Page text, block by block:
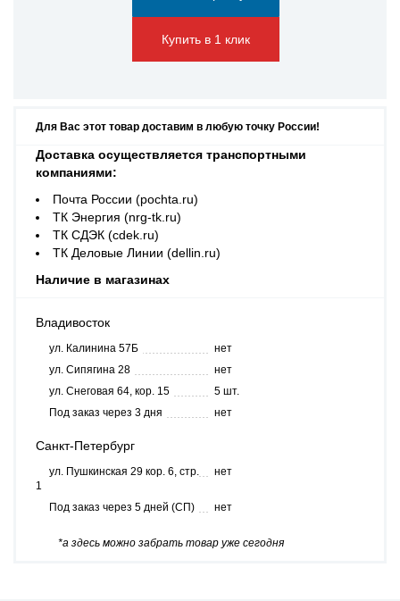
Купить в 1 клик
Для Вас этот товар доставим в любую точку России!
Доставка осуществляется транспортными
компаниями:
Почта России (pochta.ru)
ТК Энергия (nrg-tk.ru)
ТК СДЭК (cdek.ru)
ТК Деловые Линии (dellin.ru)
Наличие в магазинах
Владивосток
ул. Калинина 57Б
нет
ул. Сипягина 28
нет
ул. Снеговая 64, кор. 15
5 шт.
Под заказ через 3 дня
нет
Санкт-Петербург
ул. Пушкинская 29 кор. 6, стр.
1
нет
Под заказ через 5 дней (СП) нет
*а здесь можно забрать товар уже сегодня